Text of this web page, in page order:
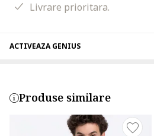
Livrare prioritara.
ACTIVEAZA GENIUS
Produse similare